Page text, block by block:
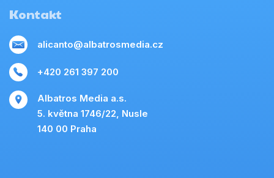
Kontakt
alicanto@albatrosmedia.cz
+420 261 397 200
Albatros Media a.s.
5. května 1746/22, Nusle
140 00 Praha